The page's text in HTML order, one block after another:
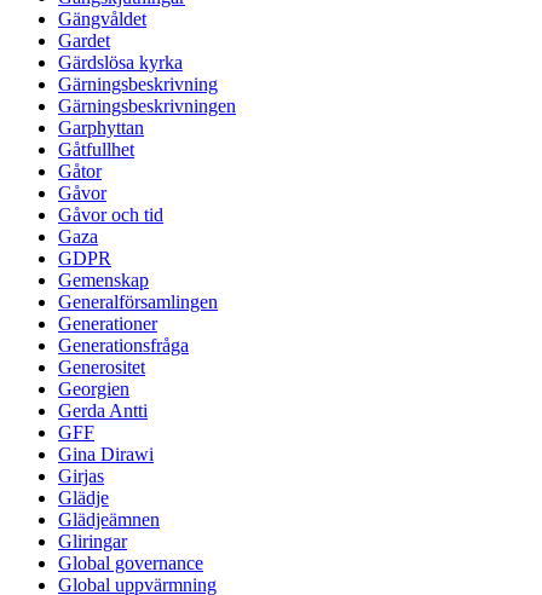
Gängvåldet
Gardet
Gärdslösa kyrka
Gärningsbeskrivning
Gärningsbeskrivningen
Garphyttan
Gåtfullhet
Gåtor
Gåvor
Gåvor och tid
Gaza
GDPR
Gemenskap
Generalförsamlingen
Generationer
Generationsfråga
Generositet
Georgien
Gerda Antti
GFF
Gina Dirawi
Girjas
Glädje
Glädjeämnen
Gliringar
Global governance
Global uppvärmning